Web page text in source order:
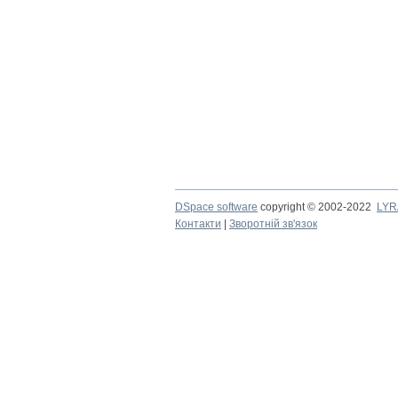
DSpace software copyright © 2002-2022
Контакти
Зворотній зв'язок